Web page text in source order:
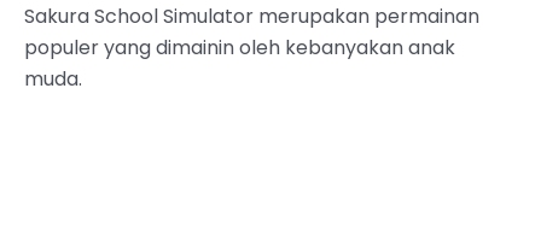
Sakura School Simulator merupakan permainan
populer yang dimainin oleh kebanyakan anak
muda.